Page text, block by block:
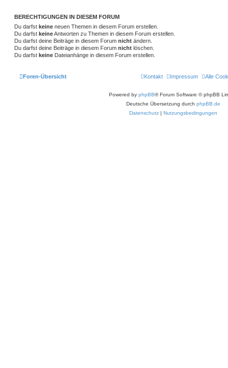
BERECHTIGUNGEN IN DIESEM FORUM
Du darfst keine neuen Themen in diesem Forum erstellen.
Du darfst keineAntworten zu Themen in diesem Forum erstellen.
Du darfst deine Beiträge in diesem Forum nicht ändern.
Du darfst deine Beiträge in diesem Forum nicht löschen.
Du darfst keine Dateianhänge in diesem Forum erstellen.
Foren-Übersicht Alle
Impressum
Kontakt
Powered by phpBB® Forum Software © phpBB
Deutsche Übersetzung durch phpBB.de
Datenschutz | Nutzungsbedingungen